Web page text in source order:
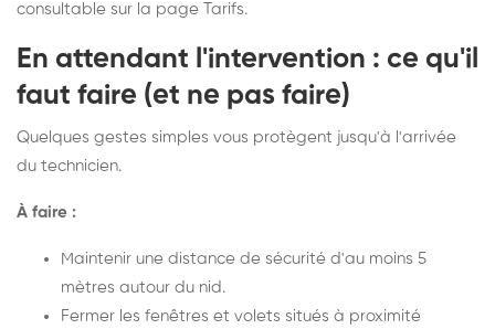
consultable sur la page Tarifs.
En attendant l'intervention : ce qu'il
faut faire (et ne pas faire)
Quelques gestes simples vous protègent jusqu'à l'arrivée
du technicien.
À faire :
Maintenir une distance de sécurité d'au moins 5
mètres autour du nid.
Fermer les fenêtres et volets situés à proximité